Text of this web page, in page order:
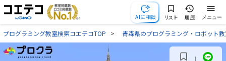
AIに相談 リスト 履歴 メニュー
プログラミング教室検索コエテコTOP 青森県のプログラミング・ロボット